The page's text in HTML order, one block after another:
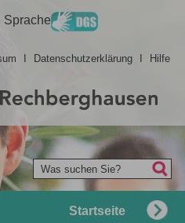
Barrierefreiheit
Sprache
Datenschutzerklärung
Hilfe
Was suchen Sie?
Startseite